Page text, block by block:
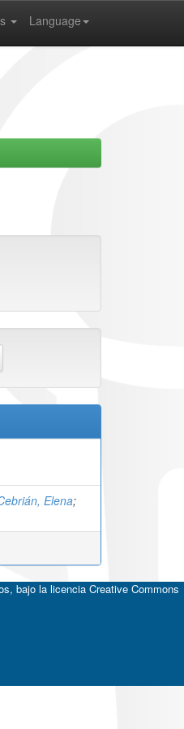
Language
Elena;
bajo la licencia Creative Commons